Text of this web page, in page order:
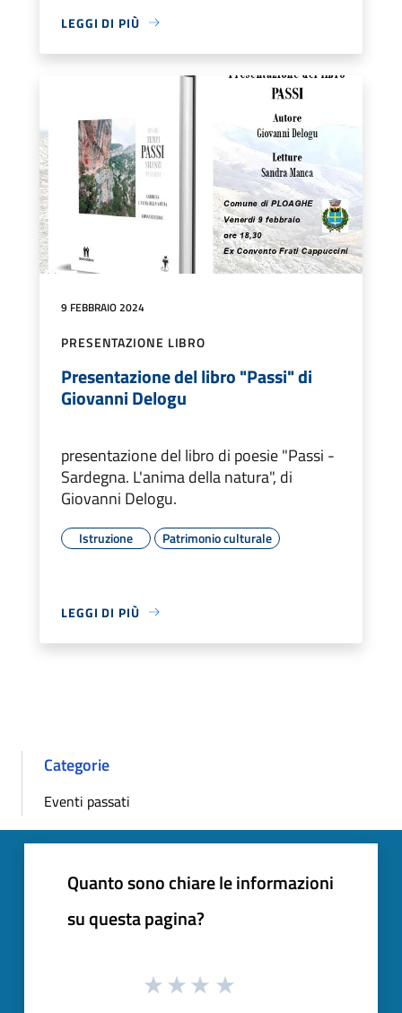
LEGGI DI PIÙ
9 FEBBRAIO 2024
PRESENTAZIONE LIBRO
Presentazione del libro "Passi" di
Giovanni Delogu
presentazione del libro di poesie "Passi -
Sardegna. L'anima della natura", di
Giovanni Delogu.
Istruzione Patrimonio culturale
LEGGI DI PIÙ
Categorie
Eventi passati
Quanto sono chiare le informazioni
su questa pagina?